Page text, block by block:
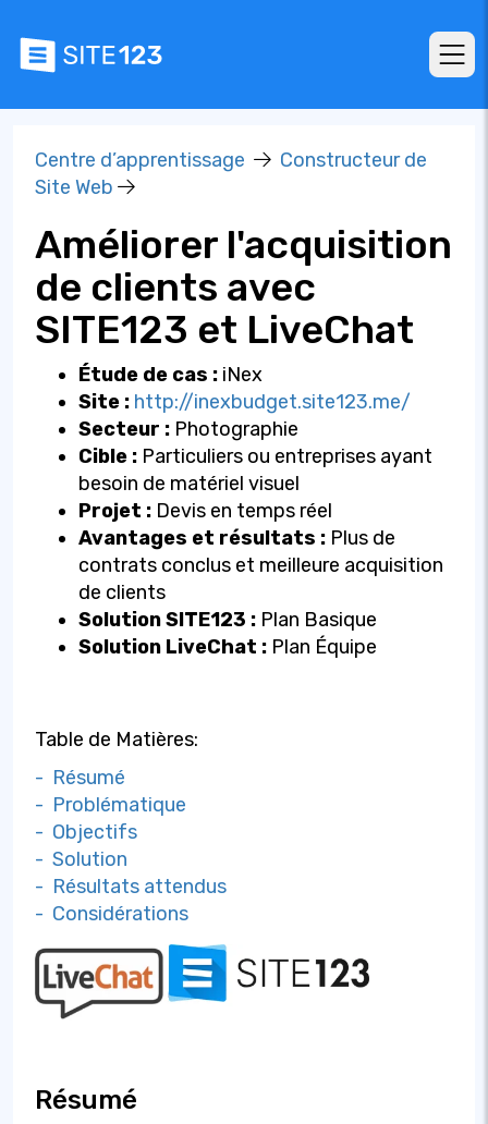
Centre d’apprentissage
Constructeur de
Site Web
Améliorer l'acquisition
de clients avec
SITE123 et LiveChat
Étude de cas : iNex
Site : http://inexbudget.site123.me/
Secteur : Photographie
Cible : Particuliers ou entreprises ayant
besoin de matériel visuel
Projet : Devis en temps réel
Avantages et résultats : Plus de
contrats conclus et meilleure acquisition
de clients
Solution SITE123 : Plan Basique
Solution LiveChat : Plan Équipe
Table de Matières:
- Résumé
- Problématique
- Objectifs
- Solution
- Résultats attendus
- Considérations
Résumé